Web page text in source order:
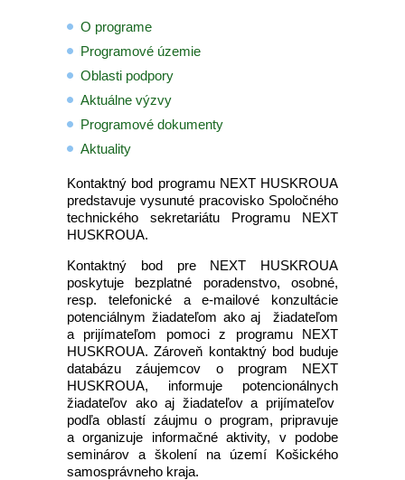
O programe
Programové územie
Oblasti podpory
Aktuálne výzvy
Programové dokumenty
Aktuality
Kontaktný bod programu NEXT HUSKROUA
predstavuje vysunuté pracovisko Spoločného
technického sekretariátu Programu NEXT
HUSKROUA.
Kontaktný bod pre NEXT HUSKROUA
poskytuje bezplatné poradenstvo, osobné,
resp. telefonické a e-mailové konzultácie
potenciálnym žiadateľom ako aj žiadateľom
a prijímateľom pomoci z programu NEXT
HUSKROUA. Zároveň kontaktný bod buduje
databázu záujemcov o program NEXT
HUSKROUA, informuje potencionálnych
žiadateľov ako aj žiadateľov a prijímateľov
podľa oblastí záujmu o program, pripravuje
a organizuje informačné aktivity, v podobe
seminárov a školení na území Košického
samosprávneho kraja.